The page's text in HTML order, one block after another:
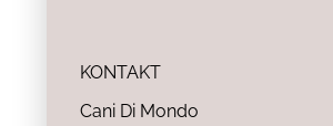
KONTAKT
Cani Di Mondo